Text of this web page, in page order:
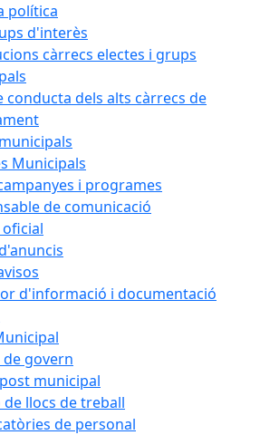
política
d'interès
càrrecs electes i grups
conducta dels alts càrrecs de
Municipals
i programes
de comunicació
d'informació i documentació
govern
municipal
de llocs de treball
de personal